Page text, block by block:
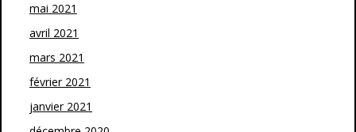
mai 2021
avril 2021
mars 2021
février 2021
janvier 2021